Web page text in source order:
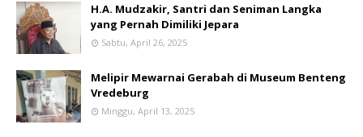
H.A. Mudzakir, Santri dan Seniman Langka
yang Pernah Dimiliki Jepara
Sabtu, April 26, 2025
Melipir Mewarnai Gerabah di Museum Benteng
Vredeburg
Minggu, April 13, 2025